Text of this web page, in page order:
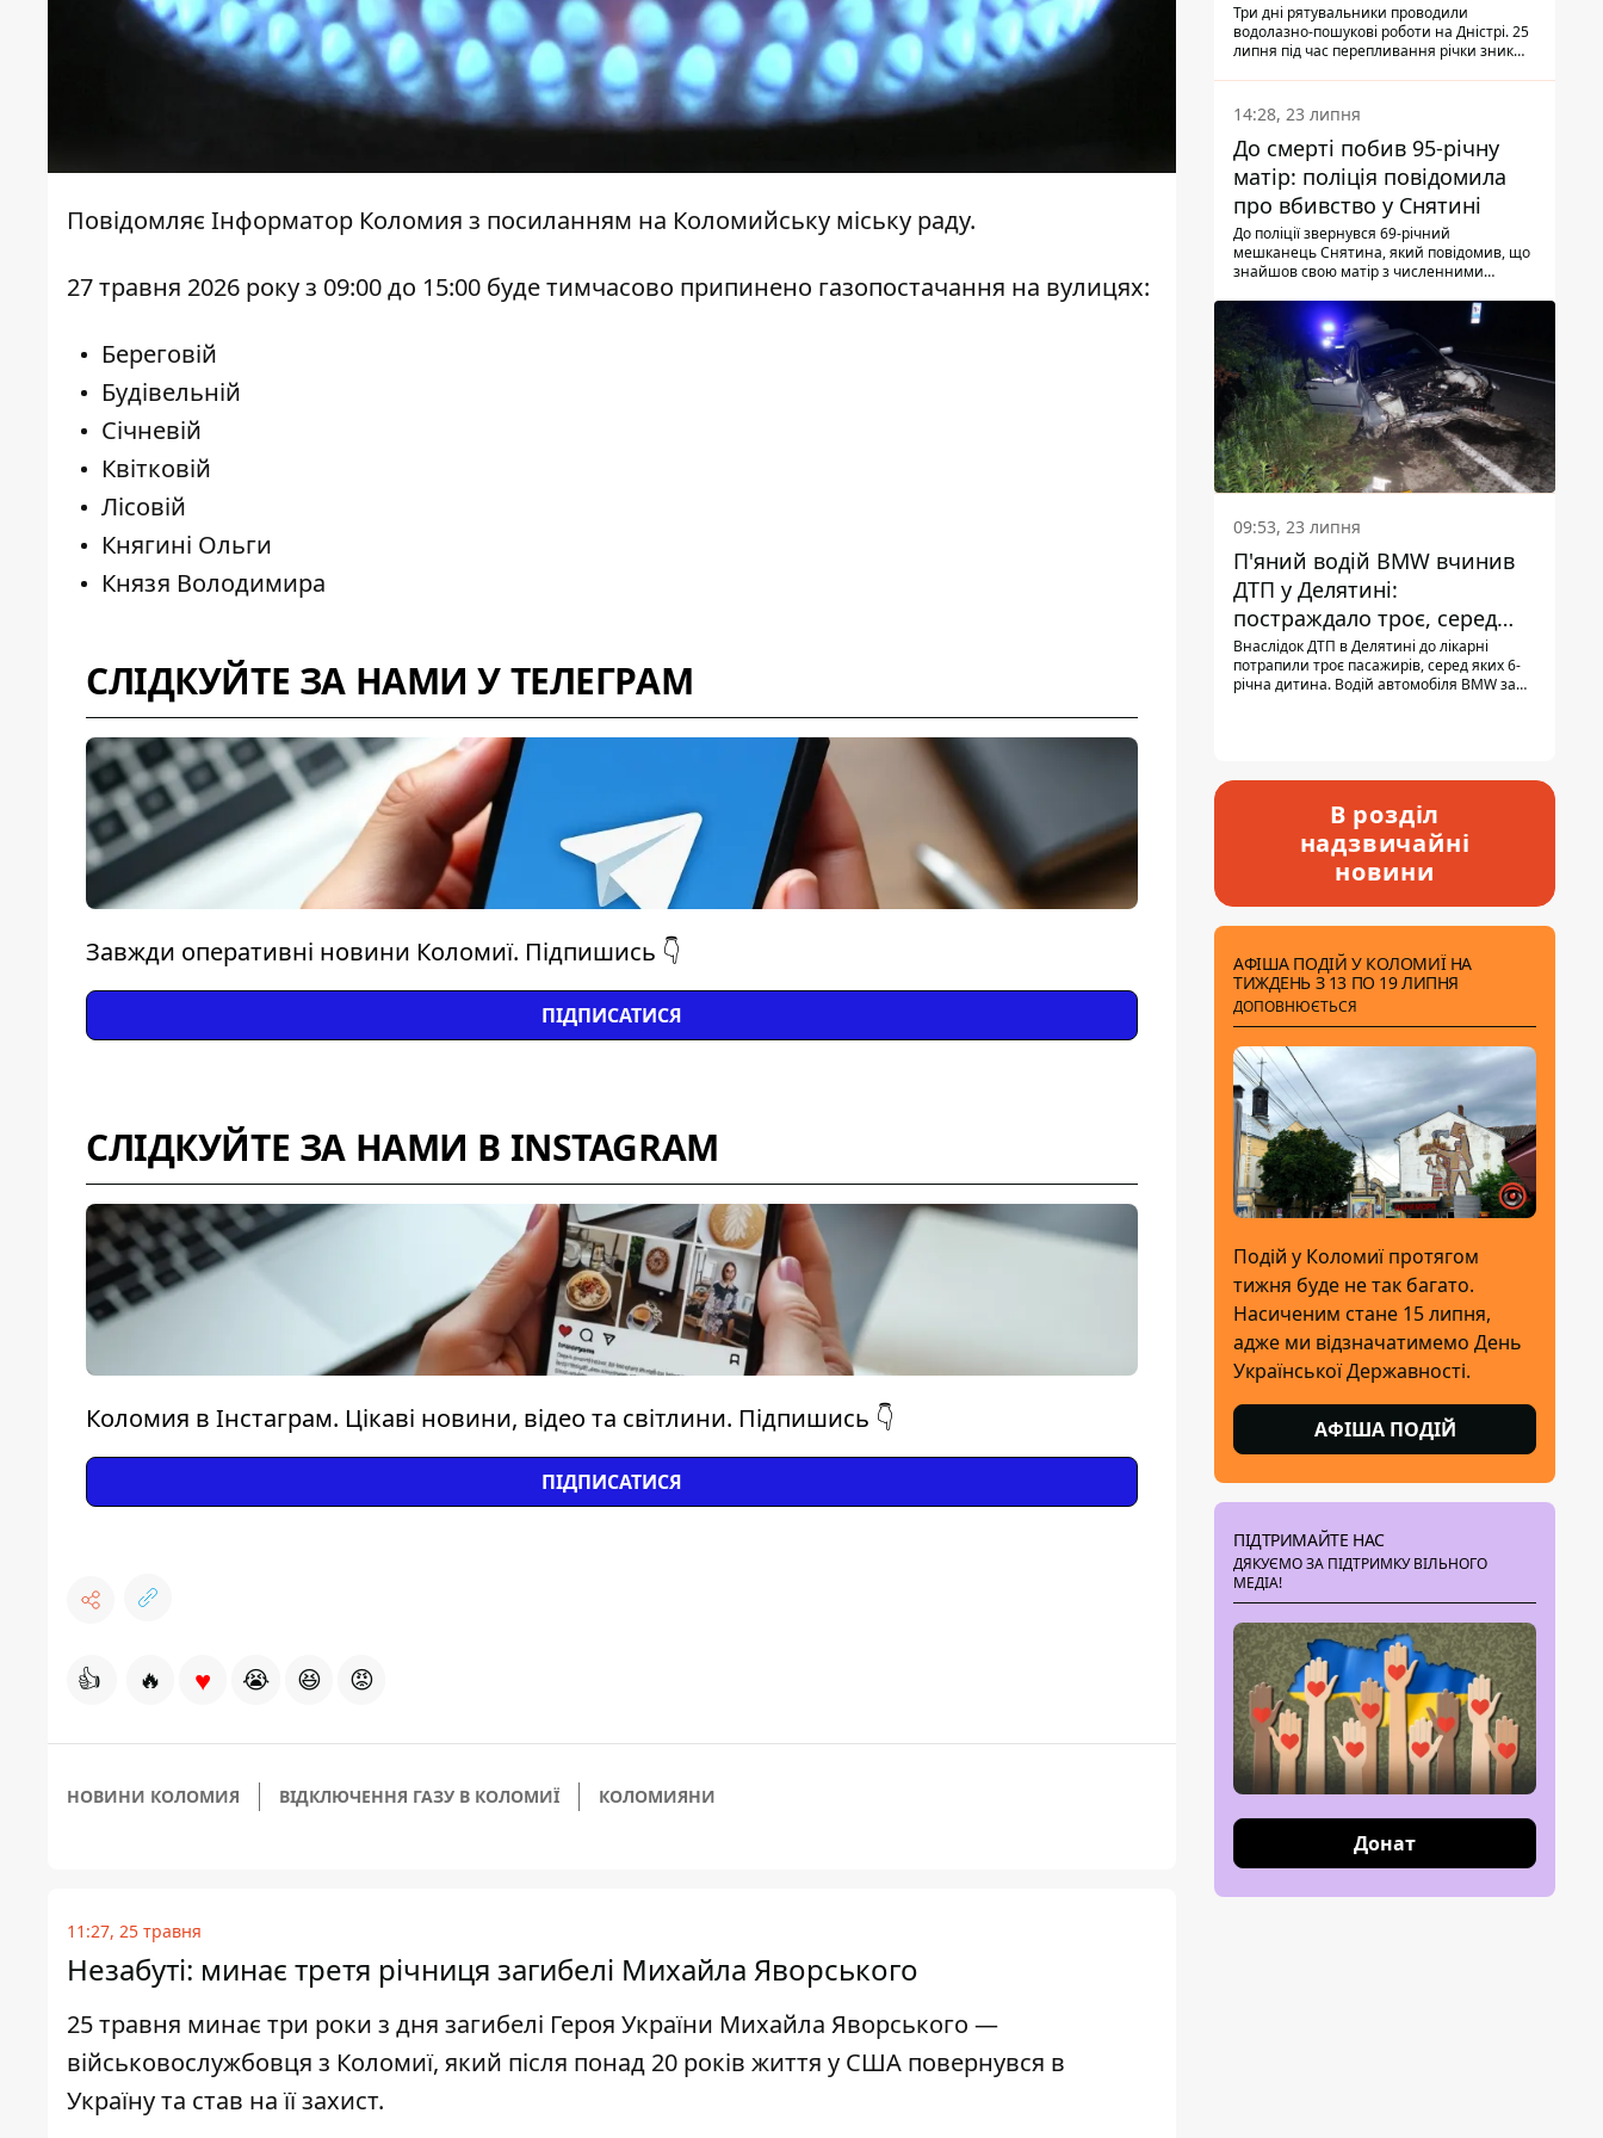
Повідомляє Інформатор Коломия з посиланням на Коломийську міську раду.
27 травня 2026 року з 09:00 до 15:00 буде тимчасово припинено газопостачання на вулицях:
Береговій
Будівельній
Січневій
Квітковій
Лісовій
Княгині Ольги
Князя Володимира
СЛІДКУЙТЕ ЗА НАМИ У ТЕЛЕГРАМ
Завжди оперативні новини Коломиї. Підпишись 👇
ПІДПИСАТИСЯ
СЛІДКУЙТЕ ЗА НАМИ В INSTAGRAM
Коломия в Інстаграм. Цікаві новини, відео та світлини. Підпишись 👇
ПІДПИСАТИСЯ
👍 🔥 ♥ 😭 😆 😡
НОВИНИ КОЛОМИЯ ВІДКЛЮЧЕННЯ ГАЗУ В КОЛОМИЇ КОЛОМИЯНИ
11:27, 25 травня
Незабуті: минає третя річниця загибелі Михайла Яворського
25 травня минає три роки з дня загибелі Героя України Михайла Яворського —
військовослужбовця з Коломиї, який після понад 20 років життя у США повернувся в
Україну та став на її захист.
Три дні рятувальники проводили
водолазно-пошукові роботи на Дністрі. 25
липня під час перепливання річки зник
виявили тіло.
14:28, 23 липня
До смерті побив 95-річну
матір: поліція повідомила
про вбивство у Снятині
До поліції звернувся 69-річний
мешканець Снятина, який повідомив, що
знайшов свою матір з численними
з'ясували правоохоронці, ці травми жінці
наніс її син.
09:53, 23 липня
П'яний водій BMW вчинив
ДТП у Делятині:
постраждало троє, серед
них - дитина
Внаслідок ДТП в Делятині до лікарні
потрапили троє пасажирів, серед яких 6-
річна дитина. Водій автомобіля BMW за
В розділ
надзвичайні
новини
АФІША ПОДІЙ У КОЛОМИЇ НА
ТИЖДЕНЬ З 13 ПО 19 ЛИПНЯ
ДОПОВНЮЄТЬСЯ
Подій у Коломиї протягом
тижня буде не так багато.
Насиченим стане 15 липня,
адже ми відзначатимемо День
Української Державності.
АФІША ПОДІЙ
ПІДТРИМАЙТЕ НАС
ДЯКУЄМО ЗА ПІДТРИМКУ ВІЛЬНОГО
МЕДІА!
Донат